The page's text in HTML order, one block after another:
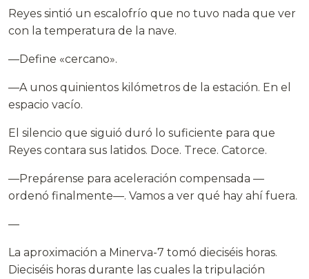
Reyes sintió un escalofrío que no tuvo nada que ver
con la temperatura de la nave.
—Define «cercano».
—A unos quinientos kilómetros de la estación. En el
espacio vacío.
El silencio que siguió duró lo suficiente para que
Reyes contara sus latidos. Doce. Trece. Catorce.
—Prepárense para aceleración compensada —
ordenó finalmente—. Vamos a ver qué hay ahí fuera.
—
La aproximación a Minerva-7 tomó dieciséis horas.
Dieciséis horas durante las cuales la tripulación